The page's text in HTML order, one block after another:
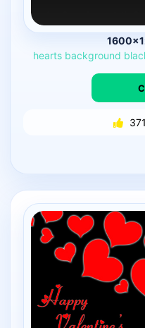
hearts background